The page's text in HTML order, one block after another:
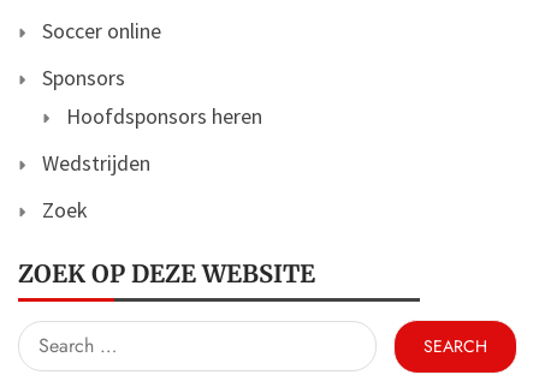
Soccer online
Sponsors
Hoofdsponsors heren
Wedstrijden
Zoek
ZOEK OP DEZE WEBSITE
Search
for: